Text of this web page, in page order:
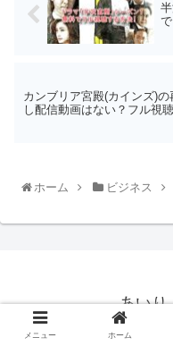
カンブリア宮殿(カインズ)の
し配信動画はない？フル視
ホーム ビジネス
あいり
© 2020
メニュー ホーム